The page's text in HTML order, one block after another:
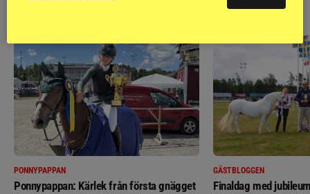
PONNYPAPPAN
Ponnypappan: Kärlek från första gnägget
GÄSTBLOGGEN
Finaldag med